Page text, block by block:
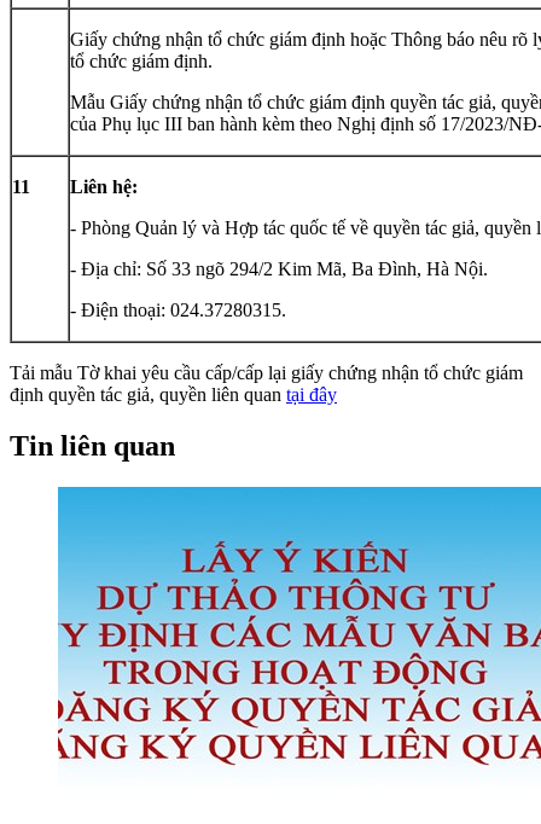
Giấy chứng nhận tổ chức giám định hoặc Thông báo nêu rõ
tổ chức giám định.
Mẫu Giấy chứng nhận tổ chức giám định quyền tác giả,
của Phụ lục III ban hành kèm theo Nghị định số 17/2023/
11
Liên hệ:
- Phòng Quản lý và Hợp tác quốc tế về quyền tác giả,
- Địa chỉ: Số 33 ngõ 294/2 Kim Mã, Ba Đình, Hà Nội.
- Điện thoại: 024.37280315.
Tải mẫu Tờ khai yêu cầu cấp/cấp lại giấy chứng nhận tổ chức giám
định quyền tác giả, quyền liên quan tại đây
Tin liên quan